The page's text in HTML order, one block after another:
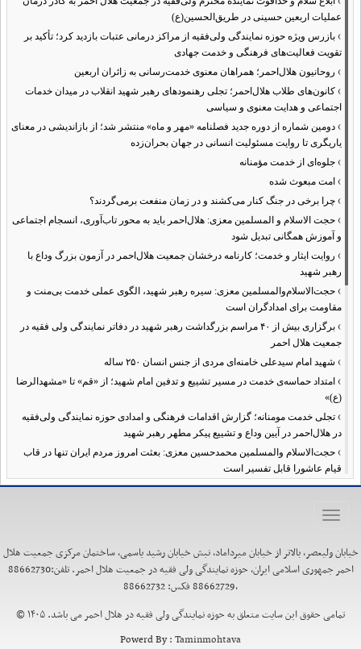
عملیات اربعین حسینی در طریق‌الحسین(ع)
› بازرس ویژه حوزه نمایندگی ولی‌فقیه از مراکز درمانی عتبات بازدید کرد؛ تأکید بر
تقویت فعالیت‌های فرهنگی و خدمت جهادی
› روحانیون هلال‌احمر؛ همراهان معنوی خدمت‌رسانی به زائران اربعین
› کانون‌های طلاب هلال‌احمر؛ تجلی رهنمودهای رهبر شهید انقلاب در میدان خدمات
اجتماعی و هدایت معنوی و سیاسی
› دومین شماره از دوره جدید فصلنامه «مهر و ماه» منتشر شد؛ از بازاندیشی در معنای
یاریگری تا روایت مسئولیت انسانی در جهان بحران‌زده
› جلوه‌ای از خدمت مؤمنانه
› امت مبعوث شده
› چرا برخی در جنگ کنار می‌کشند و در زمان منفعت برمی‌گردند؟
› حجت الاسلام و المسلمین معزی: هلال‌احمر باید به محور تاب‌آوری، انسجام اجتماعی
و آموزش همگانی تبدیل شود
› روایت ایثار و خدمت؛ کارنامه درخشان جمعیت هلال‌احمر در آزمون بزرگ وداع با
رهبر شهید
› حجت‌الاسلام‌والمسلمین معزی: سیره رهبر شهید، الگوی عملی خدمت بی‌منت و
مقاومت برای امدادگران است
›
برگزاری بیش از ۴۰ مراسم بزرگداشت رهبر شهید در دفاتر نمایندگی ولی فقیه در
جمعیت هلال احمر
› شهید امام سیدعلی خامنه‌ای مردی از جنس انسان ۲۵۰ ساله
› امتداد حماسه‌ی خدمت در مسیر تشییع و تدفین امام شهید؛ از «قم» تا «مشهدالرضا
(ع)»
› تجلی خدمت مومنانه؛ گزارش اقدامات فرهنگی و امدادی حوزه نمایندگی ولی‌فقیه
در هلال‌احمر در آیین وداع و تشییع پیکر مطهر رهبر شهید
› حجت‌الاسلام والمسلمین محمدحسین معزی: بعثت امروز مردم ایران تنها در قاب
قیام عاشورا قابل تفسیر است
›آمادگی همه‌جانبه معاونت فرهنگی حوزه نمایندگی ولی‌فقیه هلال‌احمر برای
›طنین نوای حسینی در ساختمان صلح؛ ویژه‌برنامه‌های عزاداری دهه اول محرم در
› نماینده ولی‌فقیه در هلال‌احمر: حراست اثرگذار، پشتوانه سرمایه اجتماعی است /
هدف حکومت اسلامی، ساخت جامعه‌ای برای «خلیفه‌الله» شدن انسان‌هاست
تأکید نماینده ولی‌فقیه در هلال‌احمر بر هدفمندی برنامه‌های محرم / عزاداری‌ها
نیازمند توجه همزمان به ابعاد «معرفتی» و «عاطفی» است
Toggle
خیابان ولیعصر، بالاتر از خیابان میرداماد، نبش خیابان رشید یاسمی، ساختمان مرکزی جمعیت هلال
احمر جمهوری اسلامی ایران، حوزه نمایندگی ولی فقیه در جمعیت هلال احمر. تلفن:88662730
،88662729 فکس: 88662732
تمامی حقوق این سایت متعلق به حوزه نمایندگی ولی فقیه در هلال احمر می باشد. ۱۴۰۵ ©
Powerd By :Taminmohtava